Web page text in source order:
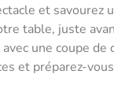
et savourez
table, juste
une coupe de
et préparez-